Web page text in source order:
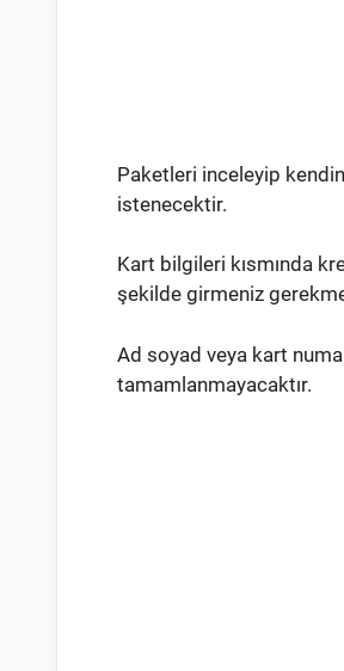
Paketleri inceleyip
istenecektir.
Kart bilgileri kısmında
şekilde girmeniz
Ad soyad veya kart
tamamlanmayacaktır.